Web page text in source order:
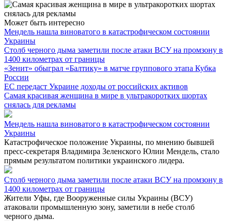
Может быть интересно
Мендель нашла виноватого в катастрофическом состоянии
Украины
Столб черного дыма заметили после атаки ВСУ на промзону в
1400 километрах от границы
«Зенит» обыграл «Балтику» в матче группового этапа Кубка
России
ЕС передаст Украине доходы от российских активов
Самая красивая женщина в мире в ультракоротких шортах
снялась для рекламы
Мендель нашла виноватого в катастрофическом состоянии
Украины
Катастрофическое положение Украины, по мнению бывшей
пресс-секретаря Владимира Зеленского Юлии Мендель, стало
прямым результатом политики украинского лидера.
Столб черного дыма заметили после атаки ВСУ на промзону в
1400 километрах от границы
Жители Уфы, где Вооруженные силы Украины (ВСУ)
атаковали промышленную зону, заметили в небе столб
черного дыма.